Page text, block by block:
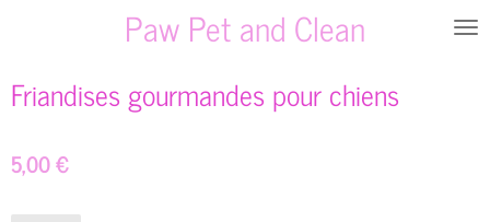
principal
Paw Pet and Clean
Friandises gourmandes pour chiens
5,00 €